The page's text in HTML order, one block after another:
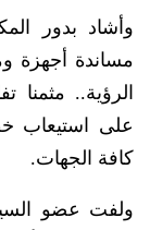
وأشاد بدور
مساندة أجهزة
الرؤية.. مثمنا
على استيعاب
كافة الجهات.
ولفت عضو